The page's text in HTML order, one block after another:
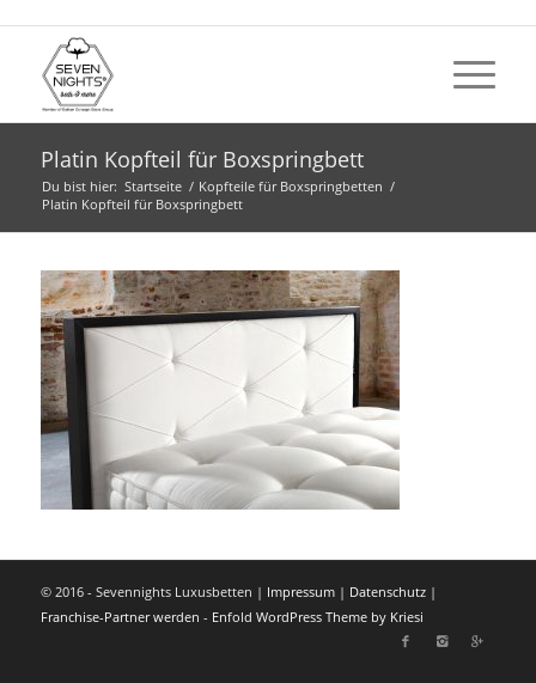
Platin Kopfteil für Boxspringbett
Du bist hier: Startseite / Kopfteile für Boxspringbetten /
Platin Kopfteil für Boxspringbett
© 2016 - Sevennights Luxusbetten | Impressum| Datenschutz|
Franchise-Partner werden - Enfold WordPress Theme by Kriesi